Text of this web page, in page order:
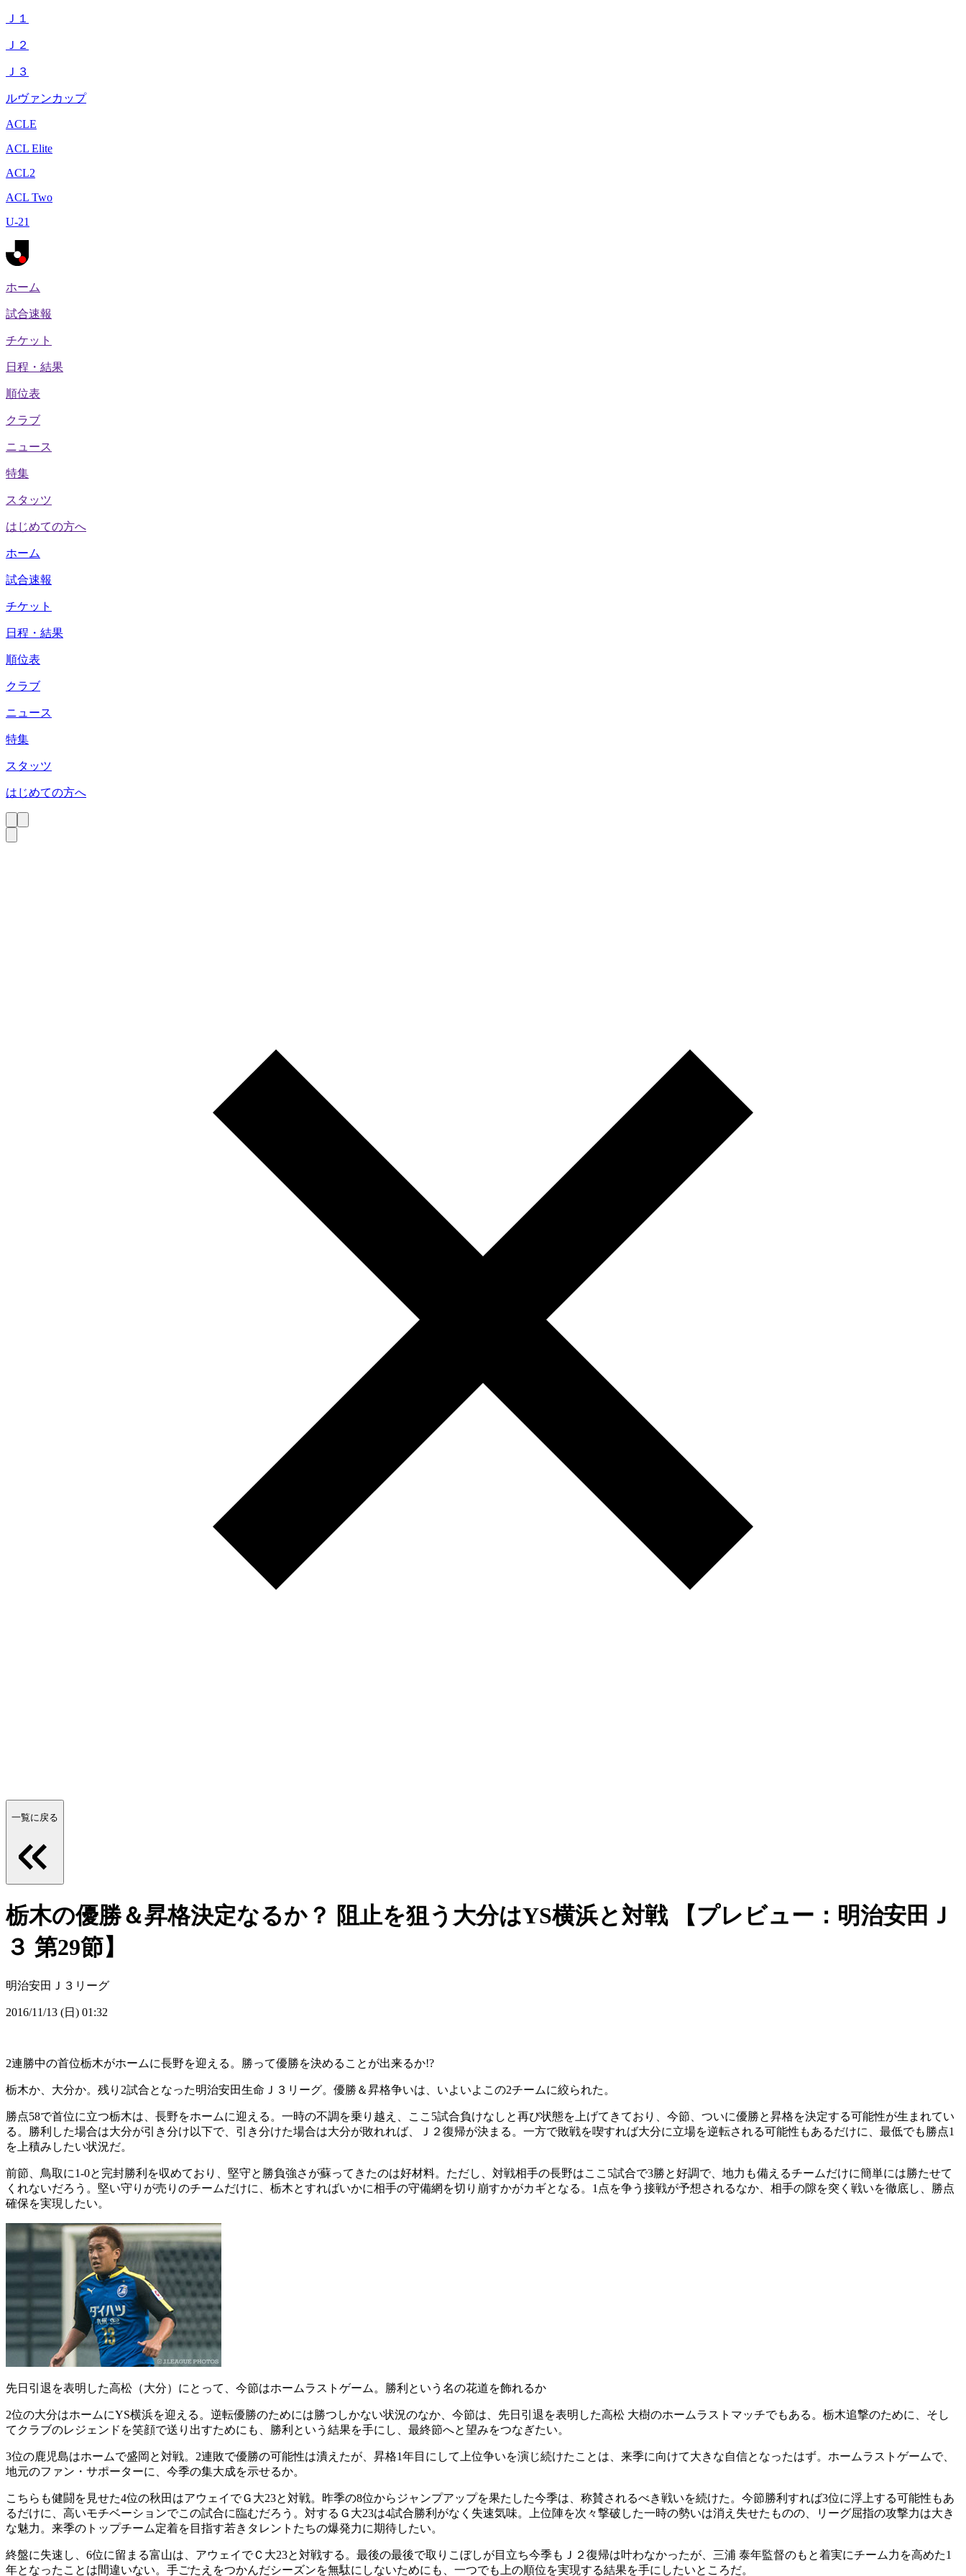
Ｊ１
Ｊ２
Ｊ３
ルヴァンカップ
ACLE
ACL Elite
ACL2
ACL Two
U-21
ホーム
試合速報
チケット
日程・結果
順位表
クラブ
ニュース
特集
スタッツ
はじめての方へ
ホーム
試合速報
チケット
日程・結果
順位表
クラブ
ニュース
特集
スタッツ
はじめての方へ
一覧に戻る
栃木の優勝＆昇格決定なるか？ 阻止を狙う大分はYS横浜と対戦 【プレビュー：明治安田Ｊ
３ 第29節】
明治安田Ｊ３リーグ
2016/11/13 (日) 01:32
2連勝中の首位栃木がホームに長野を迎える。勝って優勝を決めることが出来るか!?
栃木か、大分か。残り2試合となった明治安田生命Ｊ３リーグ。優勝＆昇格争いは、いよいよこの2チームに絞られた。
勝点58で首位に立つ栃木は、長野をホームに迎える。一時の不調を乗り越え、ここ5試合負けなしと再び状態を上げてきており、今節、ついに優勝と昇格を決定する可能性が生まれてい
る。勝利した場合は大分が引き分け以下で、引き分けた場合は大分が敗れれば、Ｊ２復帰が決まる。一方で敗戦を喫すれば大分に立場を逆転される可能性もあるだけに、最低でも勝点1
を上積みしたい状況だ。
前節、鳥取に1-0と完封勝利を収めており、堅守と勝負強さが蘇ってきたのは好材料。ただし、対戦相手の長野はここ5試合で3勝と好調で、地力も備えるチームだけに簡単には勝たせて
くれないだろう。堅い守りが売りのチームだけに、栃木とすればいかに相手の守備網を切り崩すかがカギとなる。1点を争う接戦が予想されるなか、相手の隙を突く戦いを徹底し、勝点
確保を実現したい。
先日引退を表明した高松（大分）にとって、今節はホームラストゲーム。勝利という名の花道を飾れるか
2位の大分はホームにYS横浜を迎える。逆転優勝のためには勝つしかない状況のなか、今節は、先日引退を表明した高松 大樹のホームラストマッチでもある。栃木追撃のために、そし
てクラブのレジェンドを笑顔で送り出すためにも、勝利という結果を手にし、最終節へと望みをつなぎたい。
3位の鹿児島はホームで盛岡と対戦。2連敗で優勝の可能性は潰えたが、昇格1年目にして上位争いを演じ続けたことは、来季に向けて大きな自信となったはず。ホームラストゲームで、
地元のファン・サポーターに、今季の集大成を示せるか。
こちらも健闘を見せた4位の秋田はアウェイでＧ大23と対戦。昨季の8位からジャンプアップを果たした今季は、称賛されるべき戦いを続けた。今節勝利すれば3位に浮上する可能性もあ
るだけに、高いモチベーションでこの試合に臨むだろう。対するＧ大23は4試合勝利がなく失速気味。上位陣を次々撃破した一時の勢いは消え失せたものの、リーグ屈指の攻撃力は大き
な魅力。来季のトップチーム定着を目指す若きタレントたちの爆発力に期待したい。
終盤に失速し、6位に留まる富山は、アウェイでＣ大23と対戦する。最後の最後で取りこぼしが目立ち今季もＪ２復帰は叶わなかったが、三浦 泰年監督のもと着実にチーム力を高めた1
年となったことは間違いない。手ごたえをつかんだシーズンを無駄にしないためにも、一つでも上の順位を実現する結果を手にしたいところだ。